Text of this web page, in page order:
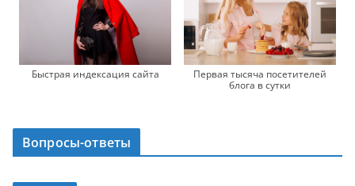
Быстрая индексация сайта
Первая тысяча посетителей
блога в сутки
Вопросы-ответы